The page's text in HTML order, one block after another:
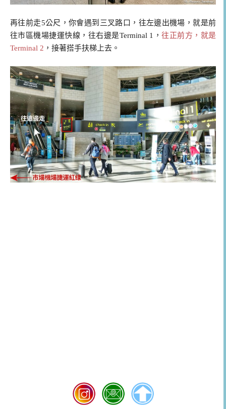
再往前走5公尺，你會遇到三叉路口，往左邊出機場，就是前
往市區機場捷運快線，往右邊是Terminal 1，往正前方，就是
Terminal 2 ，接著搭手扶梯上去。